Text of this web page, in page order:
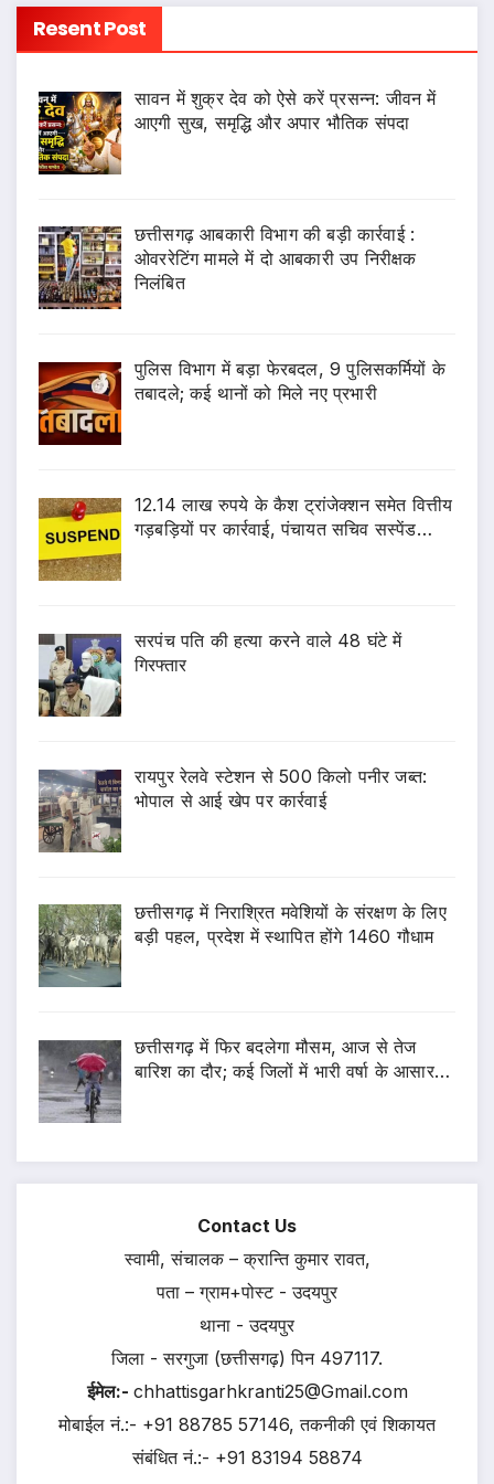
Resent Post
सावन में शुक्र देव को ऐसे करें प्रसन्न: जीवन में
आएगी सुख, समृद्धि और अपार भौतिक संपदा
छत्तीसगढ़ आबकारी विभाग की बड़ी कार्रवाई :
ओवररेटिंग मामले में दो आबकारी उप निरीक्षक
निलंबित
पुलिस विभाग में बड़ा फेरबदल, 9 पुलिसकर्मियों के
तबादले; कई थानों को मिले नए प्रभारी
12.14 लाख रुपये के कैश ट्रांजेक्शन समेत वित्तीय
गड़बड़ियों पर कार्रवाई, पंचायत सचिव सस्पेंड…
सरपंच पति की हत्या करने वाले 48 घंटे में
गिरफ्तार
रायपुर रेलवे स्टेशन से 500 किलो पनीर जब्त:
भोपाल से आई खेप पर कार्रवाई
छत्तीसगढ़ में निराश्रित मवेशियों के संरक्षण के लिए
बड़ी पहल, प्रदेश में स्थापित होंगे 1460 गौधाम
छत्तीसगढ़ में फिर बदलेगा मौसम, आज से तेज
बारिश का दौर; कई जिलों में भारी वर्षा के आसार…
Contact Us
स्वामी, संचालक – क्रान्ति कुमार रावत,
पता – ग्राम+पोस्ट - उदयपुर
थाना - उदयपुर
जिला - सरगुजा (छत्तीसगढ़) पिन 497117.
ईमेल:- chhattisgarhkranti25@Gmail.com
मोबाईल नं.:- +91 88785 57146, तकनीकी एवं शिकायत
संबंधित नं.:- +91 83194 58874